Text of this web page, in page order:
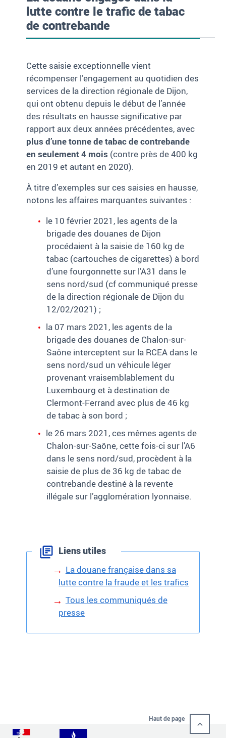
lutte contre le trafic de tabac
de contrebande
Cette saisie exceptionnelle vient
récompenser l’engagement au quotidien des
services de la direction régionale de Dijon,
qui ont obtenu depuis le début de l’année
des résultats en hausse significative par
rapport aux deux années précédentes, avec
plus d’une tonne de tabac de contrebande
en seulement 4 mois (contre près de 400 kg
en 2019 et autant en 2020).
À titre d’exemples sur ces saisies en hausse,
notons les affaires marquantes suivantes :
le 10 février 2021, les agents de la
brigade des douanes de Dijon
procédaient à la saisie de 160 kg de
tabac (cartouches de cigarettes) à bord
d’une fourgonnette sur l’A31 dans le
sens nord/sud (cf communiqué presse
de la direction régionale de Dijon du
12/02/2021) ;
la 07 mars 2021, les agents de la
brigade des douanes de Chalon-sur-
Saône interceptent sur la RCEA dans le
sens nord/sud un véhicule léger
provenant vraisemblablement du
Luxembourg et à destination de
Clermont-Ferrand avec plus de 46 kg
de tabac à son bord ;
le 26 mars 2021, ces mêmes agents de
Chalon-sur-Saône, cette fois-ci sur l’A6
dans le sens nord/sud, procèdent à la
saisie de plus de 36 kg de tabac de
contrebande destiné à la revente
illégale sur l’agglomération lyonnaise.
Liens utiles
La douane française dans sa
lutte contre la fraude et les trafics
Tous les communiqués de
presse
Haut de page